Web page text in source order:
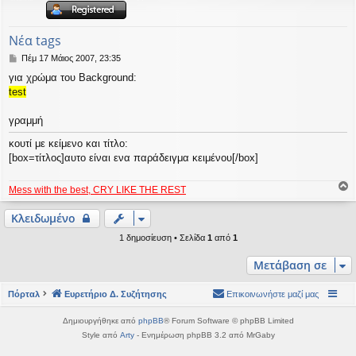
Νέα tags
Δ
μ
ο
ί
υ
η
Πέμ 17 Μάιος 2007, 23:35
για χρώμα του Background:
test
γραμμή
κουτί με κείμενο και τίτλο:
[box=τίτλος]αυτο είναι ενα παράδειγμα κειμένου[/box]
Mess with the best, CRY LIKE THE REST
Κλειδωμένο
1 δημοσίευση • Σελίδα 1 από 1
Μετάβαση σε
Πόρταλ Ευρετήριο Δ. Συζήτησης Επικοινωνήστε μαζί μας
Δημιουργήθηκε από phpBB® Forum Software © phpBB Limited
Style από Arty- Ενημέρωση phpBB 3.2 από MrGaby